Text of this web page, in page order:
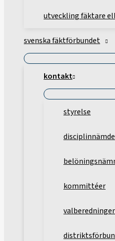
utveckling fäktare
svenska fäktförbundet
kontakt
styrelse
kommittéer